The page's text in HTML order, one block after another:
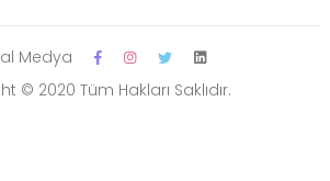
© 2020 Tüm Hakları Saklıdır.
Medya